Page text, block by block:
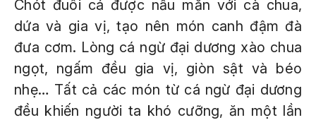
Chót đuôi cá được nấu mẳn với cà chua,
dứa và gia vị, tạo nên món canh đậm đà
đưa cơm. Lòng cá ngừ đại dương xào chua
ngọt, ngấm đều gia vị, giòn sật và béo
nhẹ… Tất cả các món từ cá ngừ đại dương
đều khiến người ta khó cưỡng, ăn một lần